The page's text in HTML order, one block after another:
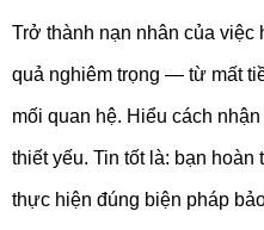
Trở thành nạn nhân của việc
quả nghiêm trọng — từ mất
mối quan hệ. Hiểu cách
thiết yếu. Tin tốt là: bạn hoàn
thực hiện đúng biện pháp